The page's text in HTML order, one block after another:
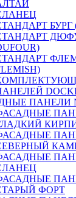
БУРГ
ПАНЕЛИ
ФОРТ